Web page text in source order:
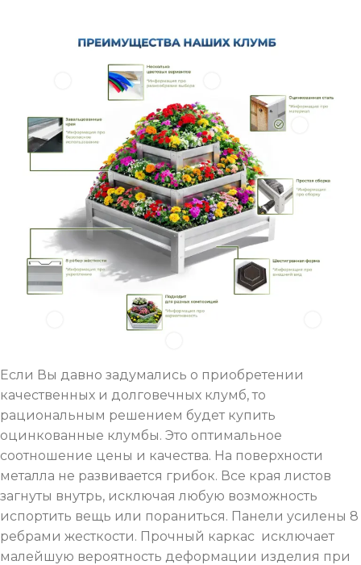
Если Вы давно задумались о приобретении
качественных и долговечных клумб, то
рациональным решением будет купить
оцинкованные клумбы. Это оптимальное
соотношение цены и качества. На поверхности
металла не развивается грибок. Все края листов
загнуты внутрь, исключая любую возможность
испортить вещь или пораниться. Панели усилены 8
ребрами жесткости. Прочный каркас исключает
малейшую вероятность деформации изделия при